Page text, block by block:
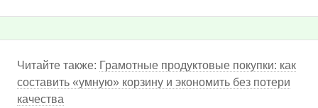
Читайте также: Грамотные продуктовые покупки: как
составить «умную» корзину и экономить без потери
качества